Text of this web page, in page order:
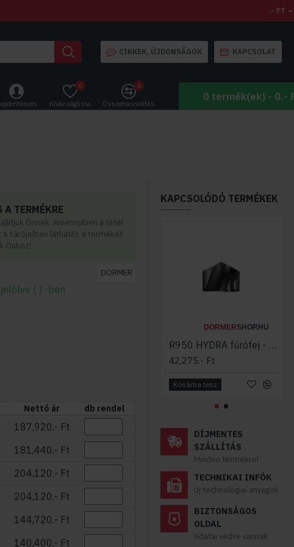
.- FT
CIKKEK, ÚJDONSÁGOK KAPCSOLAT
Kívánságlista
0
Összehasonlítás
0
0 termék(ek) - 0.-
TERMÉKRE
Önnek. Amennyiben a tétel
zárójelben látható), a terméket
Önhöz!
( ) -ben
DORMER
Nettó ár
db rendel
187,920.- Ft
181,440.- Ft
204,120.- Ft
204,120.- Ft
144,720.- Ft
140,400.- Ft
KAPCSOLÓDÓ TERMÉKEK
DORMERSHOP.HU
R950 HYDRA fúrófej - ACÉLHOZ HM DORMER
42,275.- Ft
Kosárba tesz
DÍJMENTES
SZÁLLÍTÁS
Minden termékre!
TECHNIKAI INFÓK
Új technológiai anyagok
BIZTONSÁGOS
OLDAL
Adatai védve vannak